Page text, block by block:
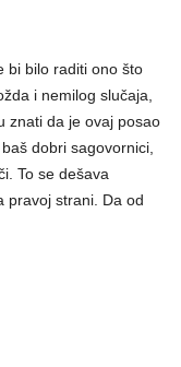
bi bilo raditi ono što
i nemilog slučaja,
znati da je ovaj posao
dobri sagovornici,
To se dešava
pravoj strani. Da od